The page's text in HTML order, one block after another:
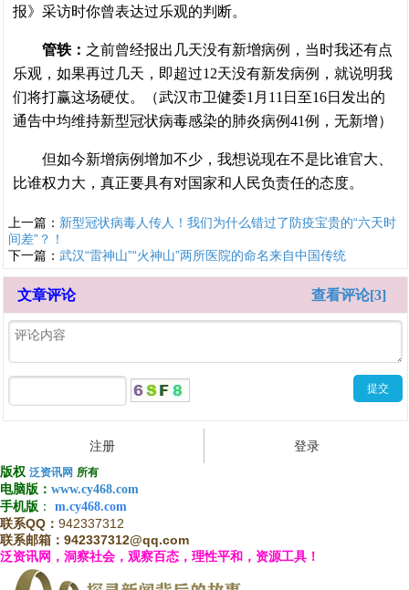
报》采访时你曾表达过乐观的判断。
管轶： 之前曾经报出几天没有新增病例，当时我还有点
乐观，如果再过几天，即超过12天没有新发病例，就说明我
们将打赢这场硬仗。（武汉市卫健委1月11日至16日发出的
通告中均维持新型冠状病毒感染的肺炎病例41例，无新增）
但如今新增病例增加不少，我想说现在不是比谁官大、
比谁权力大，真正要具有对国家和人民负责任的态度。
上一篇： 新型冠状病毒人传人！我们为什么错过了防疫宝贵的“六天时
间差”？！
下一篇： 武汉“雷神山”“火神山”两所医院的命名来自中国传统
查看评论[3]
文章评论
注册 登录
版权 泛资讯网 所有
电脑版 ： www.cy468.com
手机版 ： m.cy468.com
联系QQ： 942337312
联系邮箱：942337312@qq.com
泛资讯网，洞察社会，观察百态，理性平和，资源工具！